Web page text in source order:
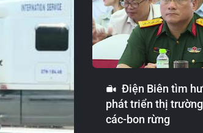
Điện Biên tìm
phát triển thị
các-bon rừng